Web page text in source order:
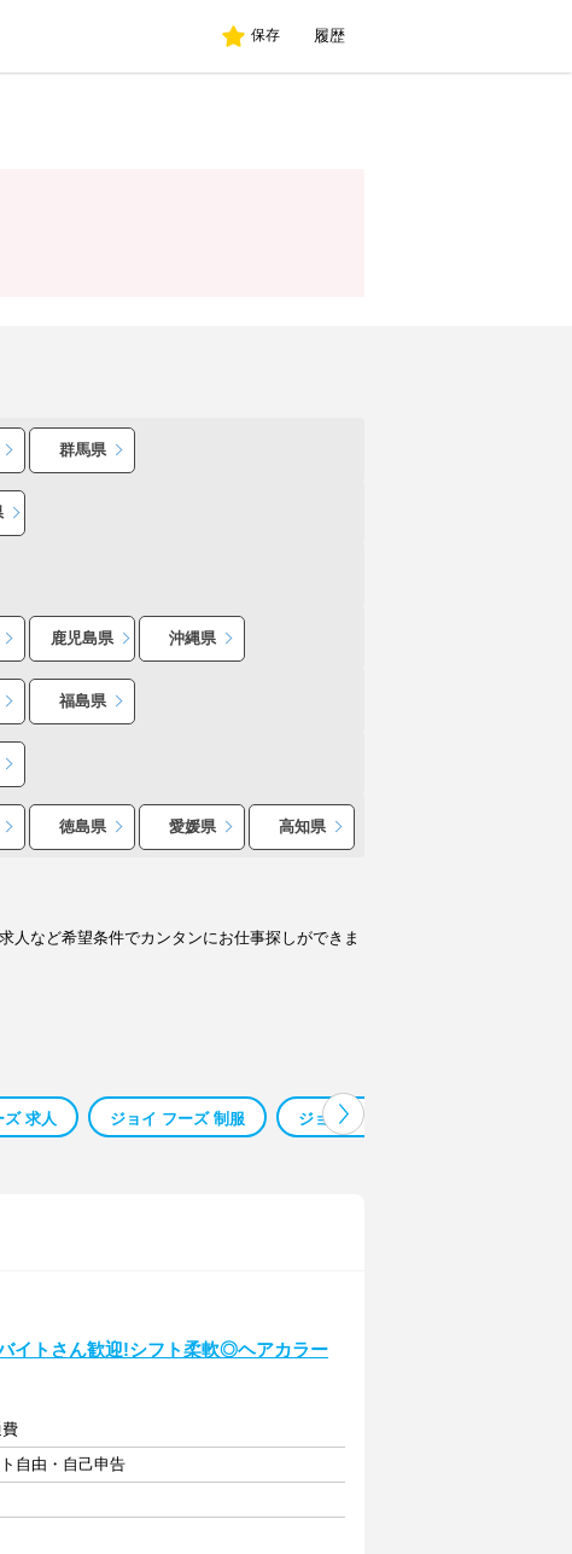
保存 履歴
群馬県
鹿児島県 沖縄県
福島県
徳島県 愛媛県 高知県
人など希望条件でカンタンにお仕事探しができま
ズ 求人 ジョイ フーズ 制服 ジョイ フーズ 西白井
イトさん歓迎!シフト柔軟◎ヘアカラー
自由・自己申告